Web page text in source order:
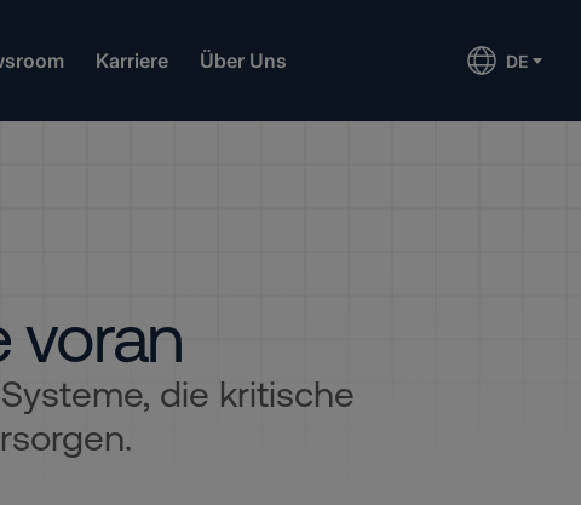
Karriere Über Uns DE
voran
die kritische